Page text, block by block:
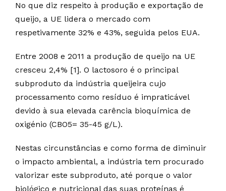
No que diz respeito à produção e exportação de
queijo, a UE lidera o mercado com
respetivamente 32% e 43%, seguida pelos EUA.
Entre 2008 e 2011 a produção de queijo na UE
cresceu 2,4% [1]. O lactosoro é o principal
subproduto da indústria queijeira cujo
processamento como resíduo é impraticável
devido à sua elevada carência bioquímica de
oxigénio (CBO5= 35-45 g/L).
Nestas circunstâncias e como forma de diminuir
o impacto ambiental, a indústria tem procurado
valorizar este subproduto, até porque o valor
biológico e nutricional das suas proteínas é